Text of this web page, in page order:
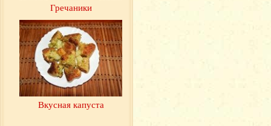
Гречаники
Вкусная капуста